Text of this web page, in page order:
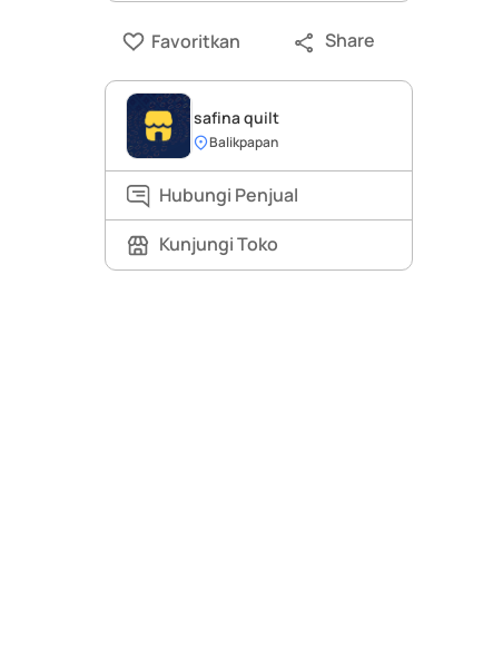
Favoritkan Share
safina quilt
Balikpapan
Hubungi Penjual
Kunjungi Toko